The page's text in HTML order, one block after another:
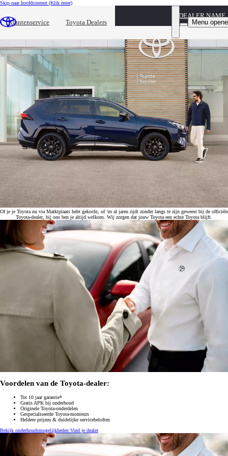
Skip naar hoofdcontent (Klik enter)
Klantenservice Toyota Dealers
DEALER NAME
Menu
Welkom bij de Toyota-dealer
Of je je Toyota nu via Marktplaats hebt gekocht, of ‘m al jaren rijdt zonder langs te zijn geweest bij de officiële
Toyota-dealer, bij ons ben je altijd welkom. Wij zorgen dat jouw Toyota een echte Toyota blijft.
Voordelen van de Toyota-dealer:
Tot 10 jaar garantie*
Gratis APK bij onderhoud
Originele Toyota-onderdelen
Gespecialiseerde Toyota-monteurs
Heldere prijzen & duidelijke servicebeloften
Bekijk onderhoudsmogelijkheden Vind je dealer